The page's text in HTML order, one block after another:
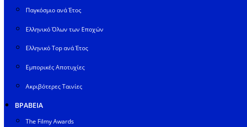
Παγκόσμιο ανά Έτος
Ελληνικό Όλων των Εποχών
Ελληνικό Top ανά Έτος
Εμπορικές Αποτυχίες
Ακριβότερες Ταινίες
ΒΡΑΒΕΙΑ
The Filmy Awards